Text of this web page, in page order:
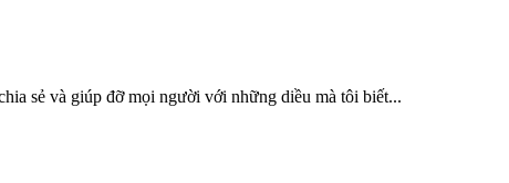
sẻ và giúp đỡ mọi người với những diều mà tôi biết...